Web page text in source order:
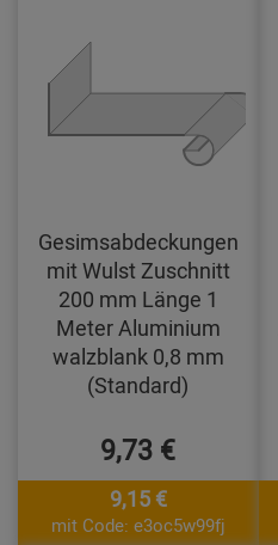
Gesimsabdeckungen
mit Wulst Zuschnitt
200 mm Länge 1
Meter Aluminium
walzblank 0,8 mm
(Standard)
9,73 €
9,15 €
mit Code: e3oc5w99fj